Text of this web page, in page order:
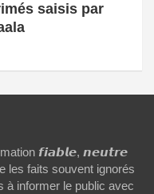
saisis par
𝙛𝙞𝙖𝙗𝙡𝙚, 𝙣𝙚𝙪𝙩𝙧𝙚
les faits souvent ignorés
à informer le public avec